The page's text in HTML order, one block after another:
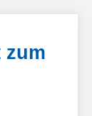
zum